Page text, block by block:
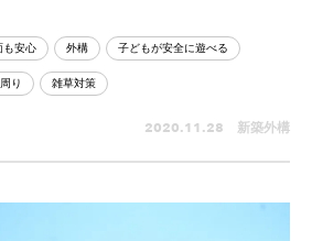
も安心 外構 子どもが安全に遊べる
り 雑草対策
2020.11.28 新築外構